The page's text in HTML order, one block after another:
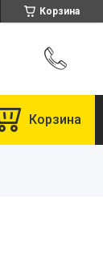
Корзина
Корзина